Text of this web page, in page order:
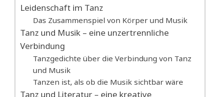
Leidenschaft im Tanz
Das Zusammenspiel von Körper und Musik
Tanz und Musik – eine unzertrennliche
Verbindung
Tanzgedichte über die Verbindung von Tanz
und Musik
Tanzen ist, als ob die Musik sichtbar wäre
Tanz und Literatur – eine kreative